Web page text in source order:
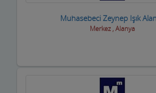
Muhasebeci Zeynep Işık
Merkez , Alanya